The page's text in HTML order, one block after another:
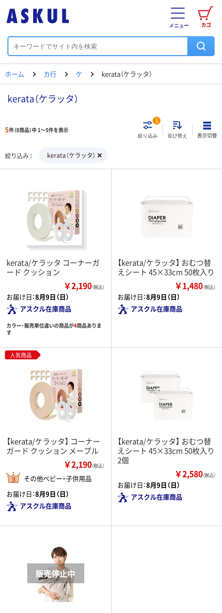
カゴ
メニュー
ホーム カ行 ケ kerata（ケラッタ）
kerata（ケラッタ）
5件（8商品）中 1～5件を表示
絞り込み
1
並び替え 表示切替
絞り込み kerata（ケラッタ）
kerata/ケラッタ コーナーガ
ード クッション
￥2,190（税込）
お届け日：8月9日（日）
アスクル在庫商品
カラー・販売単位違いの商品が4商品ありま
す
【kerata/ケラッタ】 おむつ替
えシート 45×33cm 50枚入り
￥1,480（税込）
お届け日：8月9日（日）
アスクル在庫商品
人気商品
【kerata/ケラッタ】 コーナー
ガード クッション メープル
￥2,190（税込）
その他ベビー・子供用品
お届け日：8月9日（日）
アスクル在庫商品
【kerata/ケラッタ】 おむつ替
えシート 45×33cm 50枚入り
2個
￥2,580（税込）
お届け日：8月9日（日）
アスクル在庫商品